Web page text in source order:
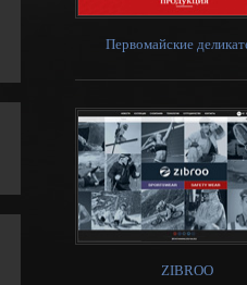
Первомайские
ZIBROO